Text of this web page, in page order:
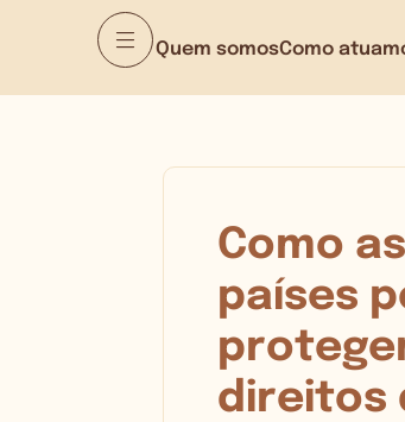
Quem somosComo
Como
países
direitos